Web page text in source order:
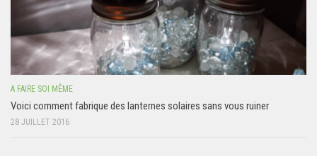
A FAIRE SOI MÊME
Voici comment fabrique des lanternes solaires sans vous ruiner
28 JUILLET 2016